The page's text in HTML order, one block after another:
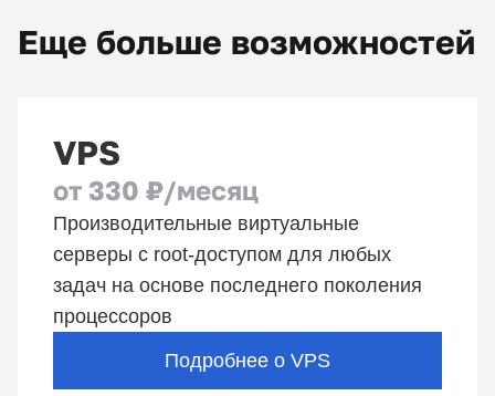
Еще больше возможностей
VPS
от 330 ₽/месяц
Производительные виртуальные
серверы c root-доступом для любых
задач на основе последнего поколения
процессоров
Подробнее о VPS